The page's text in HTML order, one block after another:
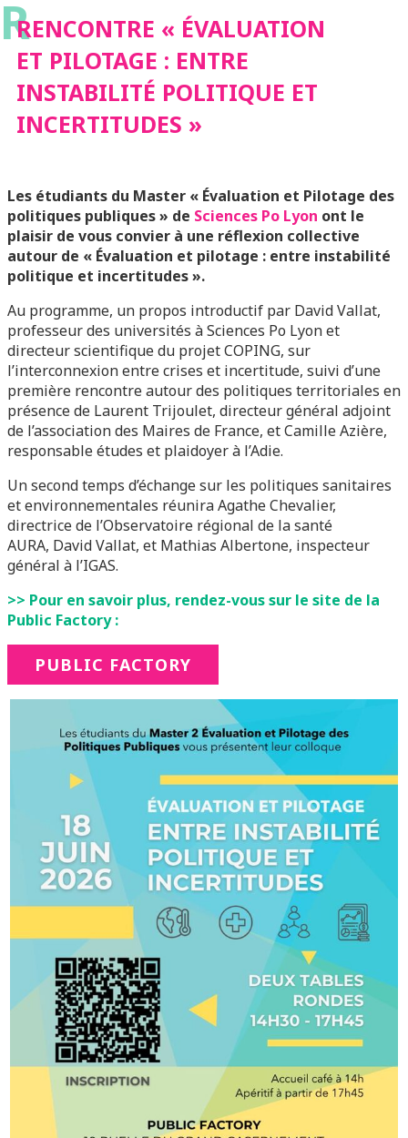
INSTABILITÉ
POLITIQUE ET
INCERTITUDES »
RRENCONTRE « ÉVALUATION
ET PILOTAGE : ENTRE
INSTABILITÉ POLITIQUE ET
INCERTITUDES »
Les étudiants du Master « Évaluation et Pilotage des
politiques publiques » de Sciences Po Lyon ont le
plaisir de vous convier à une réflexion collective
autour de « Évaluation et pilotage : entre instabilité
politique et incertitudes ».
Au programme, un propos introductif par David Vallat,
professeur des universités à Sciences Po Lyon et
directeur scientifique du projet COPING, sur
l’interconnexion entre crises et incertitude, suivi d’une
première rencontre autour des politiques territoriales en
présence de Laurent Trijoulet, directeur général adjoint
de l’association des Maires de France, et Camille Azière,
responsable études et plaidoyer à l’Adie.
Un second temps d’échange sur les politiques sanitaires
et environnementales réunira Agathe Chevalier,
directrice de l’Observatoire régional de la santé
AURA, David Vallat, et Mathias Albertone, inspecteur
général à l’IGAS.
>> Pour en savoir plus, rendez-vous sur le site de la
Public Factory :
PUBLIC FACTORY